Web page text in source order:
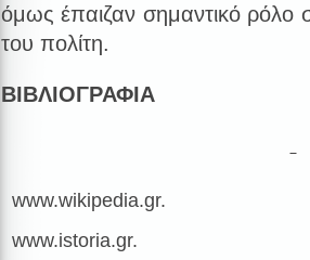
όμως έπαιζαν σημαντικό ρόλο
του πολίτη.
ΒΙΒΛΙΟΓΡΑΦΙΑ
www.wikipedia.gr.
www.istoria.gr.